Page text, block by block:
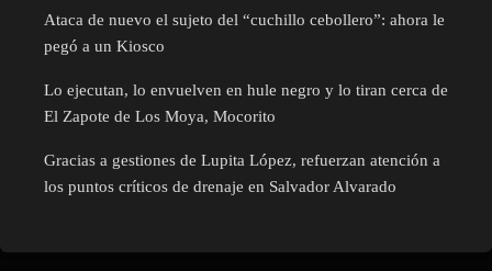
Ataca de nuevo el sujeto del “cuchillo cebollero”: ahora le
pegó a un Kiosco
Lo ejecutan, lo envuelven en hule negro y lo tiran cerca de
El Zapote de Los Moya, Mocorito
Gracias a gestiones de Lupita López, refuerzan atención a
los puntos críticos de drenaje en Salvador Alvarado